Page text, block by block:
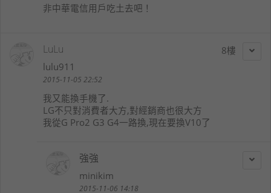
非中華電信用戶吃土去吧！
8
LuLu
lulu911
2015-11-05 22:52
我又能換手機了.
LG不只對消費者大方,對經銷商也很大方
我從G Pro2 G3 G4一路換,現在要換V10了
強強
minikim
2015-11-06 14:18